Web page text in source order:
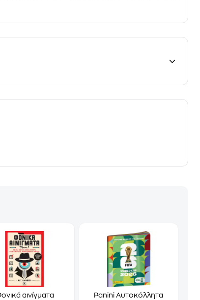
αινίγματα
Panini Αυτοκόλλητα